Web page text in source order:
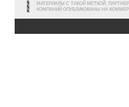
МАТЕРИАЛЫ С ТАКОЙ МЕТКОЙ,
КОМПАНИЙ ОПУБЛИКОВАНЫ НА